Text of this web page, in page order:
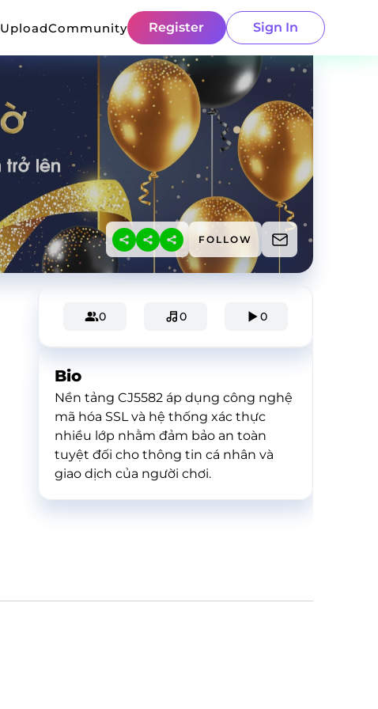
UploadCommunity Register Sign In
FOLLOW
0 0 0
Bio
Nền tảng CJ5582 áp dụng công nghệ
mã hóa SSL và hệ thống xác thực
nhiều lớp nhằm đảm bảo an toàn
tuyệt đối cho thông tin cá nhân và
giao dịch của người chơi.